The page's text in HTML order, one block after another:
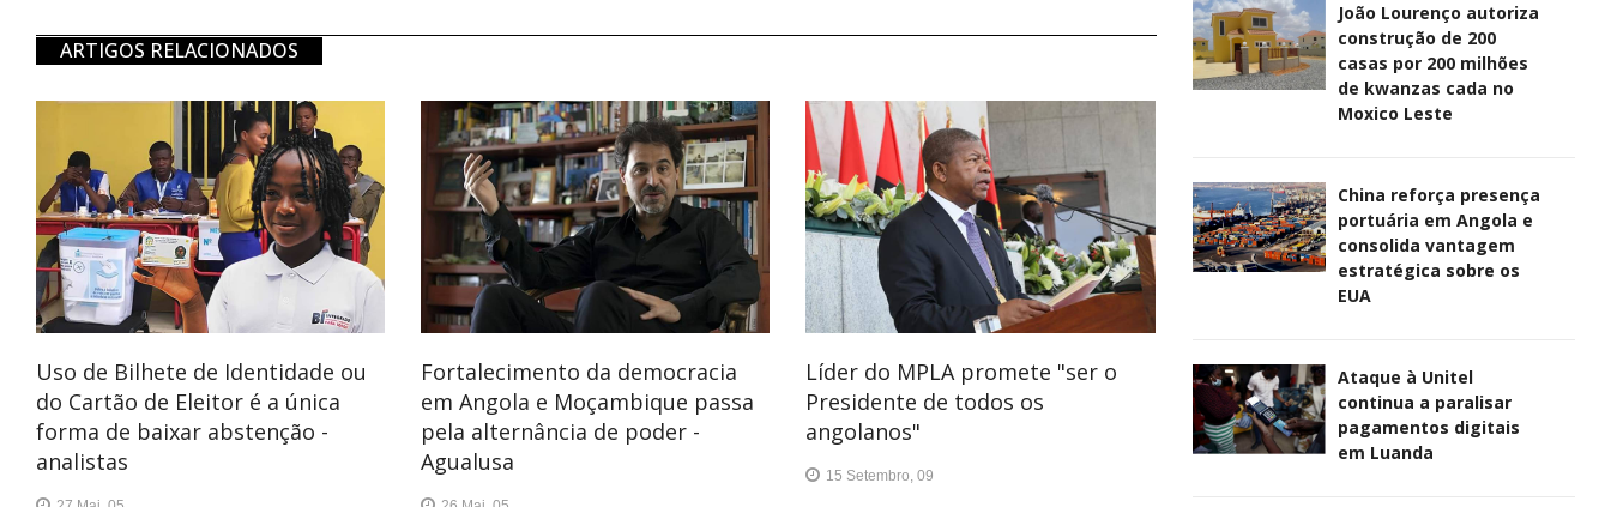
ARTIGOS RELACIONADOS
Uso de Bilhete de Identidade ou
do Cartão de Eleitor é a única
forma de baixar abstenção -
analistas
Fortalecimento da democracia
em Angola e Moçambique passa
pela alternância de poder -
Agualusa
Líder do MPLA promete "ser o
Presidente de todos os
angolanos"
15 Setembro, 09
João Lourenço autoriza
construção de 200
casas por 200 milhões
de kwanzas cada no
Moxico Leste
China reforça presença
portuária em Angola e
consolida vantagem
estratégica sobre os
EUA
Ataque à Unitel
continua a paralisar
pagamentos digitais
em Luanda